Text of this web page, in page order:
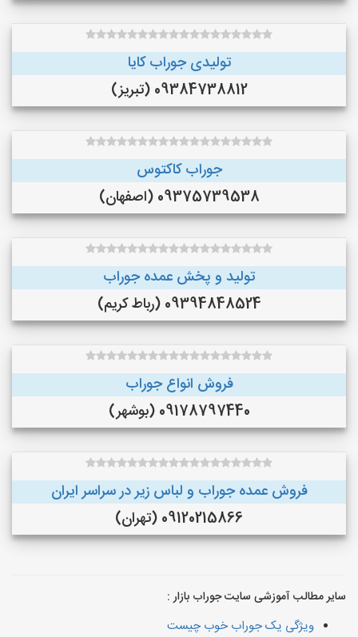
تولیدی جوراب کایا
09384738812 (تبریز)
جوراب کاکتوس
09375739538 (اصفهان)
تولید و پخش عمده جوراب
09394848524 (رباط کریم)
فروش انواع جوراب
09178797440 (بوشهر)
فروش عمده جوراب و لباس زیر در سراسر ایران
09120215866 (تهران)
سایر مطالب آموزشی سایت جوراب بازار :
ویژگی یک جوراب خوب چیست